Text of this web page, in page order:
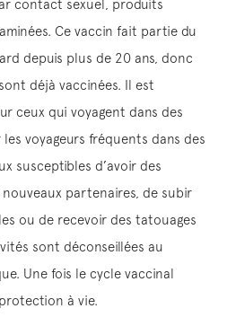
contact sexuel, produits
Ce vaccin fait partie du
depuis plus de 20 ans, donc
déjà vaccinées. Il est
ceux qui voyagent dans des
voyageurs fréquents dans des
susceptibles d’avoir des
partenaires, de subir
ou de recevoir des tatouages
sont déconseillées au
Une fois le cycle vaccinal
à vie.